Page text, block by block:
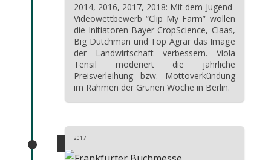
2014, 2016, 2017, 2018: Mit dem Jugend-
Videowettbewerb “Clip My Farm” wollen
die Initiatoren Bayer CropScience, Claas,
Big Dutchman und Top Agrar das Image
der Landwirtschaft verbessern. Viola
Tensil moderiert die jährliche
Preisverleihung bzw. Mottoverkündung
im Rahmen der Grünen Woche in Berlin.
2017